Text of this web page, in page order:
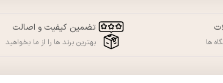
ها
تضمین کیفیت و اصالت
بهترین برند ها را از ما بخواهید